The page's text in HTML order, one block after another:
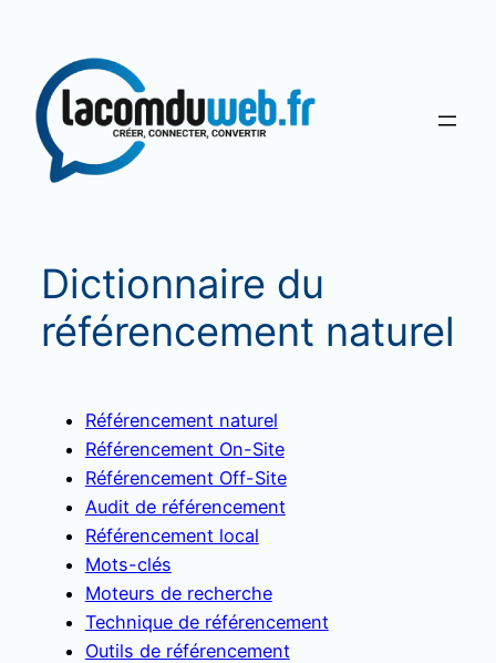
contenu
Dictionnaire du
référencement naturel
Référencement naturel
Référencement On-Site
Référencement Off-Site
Audit de référencement
Référencement local
Mots-clés
Moteurs de recherche
Technique de référencement
Outils de référencement